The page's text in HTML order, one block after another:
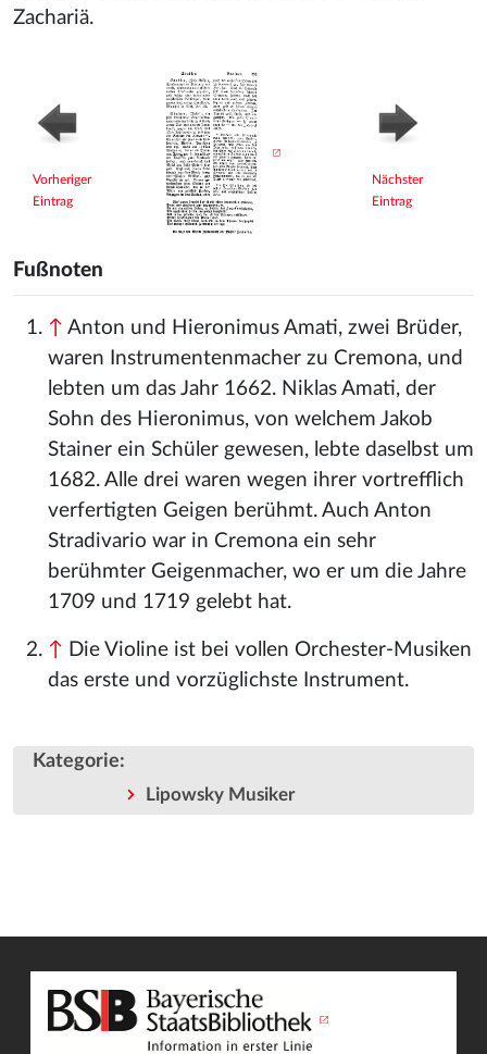
Zachariä.
Vorheriger
Eintrag
Nächster
Eintrag
Fußnoten
↑ Anton und Hieronimus Amati, zwei Brüder,
waren Instrumentenmacher zu Cremona, und
lebten um das Jahr 1662. Niklas Amati, der
Sohn des Hieronimus, von welchem Jakob
Stainer ein Schüler gewesen, lebte daselbst um
1682. Alle drei waren wegen ihrer vortrefflich
verfertigten Geigen berühmt. Auch Anton
Stradivario war in Cremona ein sehr
berühmter Geigenmacher, wo er um die Jahre
1709 und 1719 gelebt hat.
↑ Die Violine ist bei vollen Orchester-Musiken
das erste und vorzüglichste Instrument.
Kategorie:
Lipowsky Musiker